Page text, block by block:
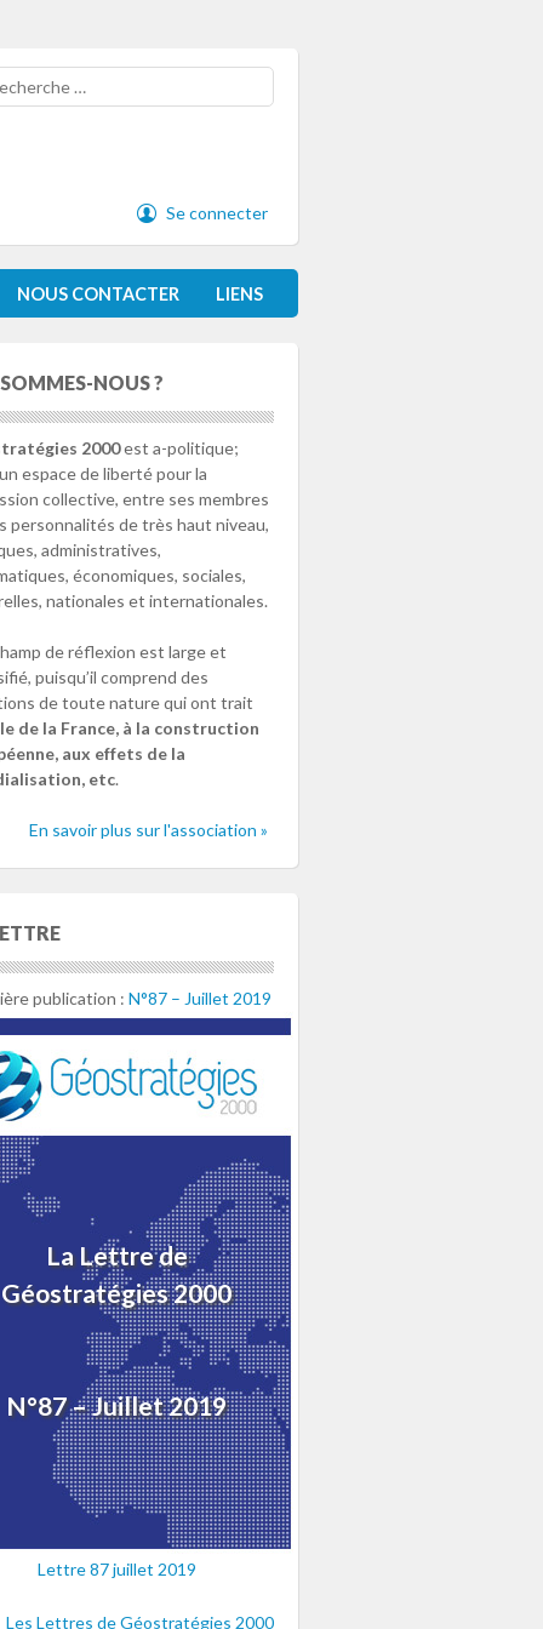
Se connecter
NOUS CONTACTER LIENS
NOUS ?
2000est a-politique;
espace de liberté pour la
collective, entre ses membres
personnalités de très haut niveau,
administratives,
économiques, sociales,
nationales et internationales.
de réflexion est large et
puisqu’il comprend des
de toute nature qui ont trait
de la France, à la construction
aux effets de la
etc.
En savoir plus sur l'association »
publication : N°87 – Juillet 2019
La Lettre de
Géostratégies 2000
N°87 – Juillet 2019
Lettre 87 juillet 2019
Les Lettres de Géostratégies 2000